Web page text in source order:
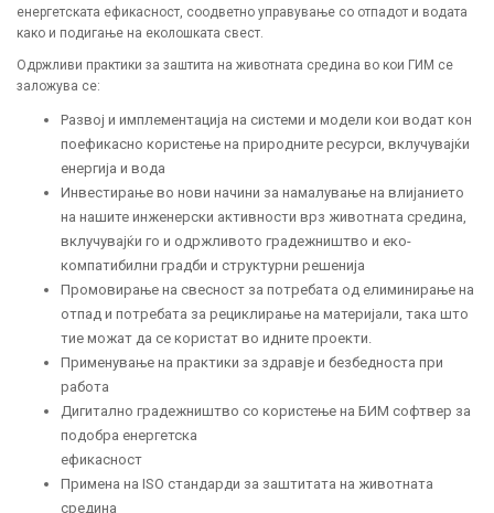
енергетската ефикасност, соодветно управување со отпадот и водата
како и подигање на еколошката свест.
Одржливи практики за заштита на животната средина во кои ГИМ се
заложува се:
Развој и имплементација на системи и модели кои водат кон
поефикасно користење на природните ресурси, вклучувајќи
енергија и вода
Инвестирање во нови начини за намалување на влијанието
на нашите инженерски активности врз животната средина,
вклучувајќи го и одржливото градежништво и еко-
компатибилни градби и структурни решенија
Промовирање на свесност за потребата од елиминирање на
отпад и потребата за рециклирање на материјали, така што
тие можат да се користат во идните проекти.
Применување на практики за здравје и безбедноста при
работа
Дигитално градежништво со користење на БИМ софтвер за
подобра енергетска
ефикасност
Примена на ISO стандарди за заштитата на животната
средина